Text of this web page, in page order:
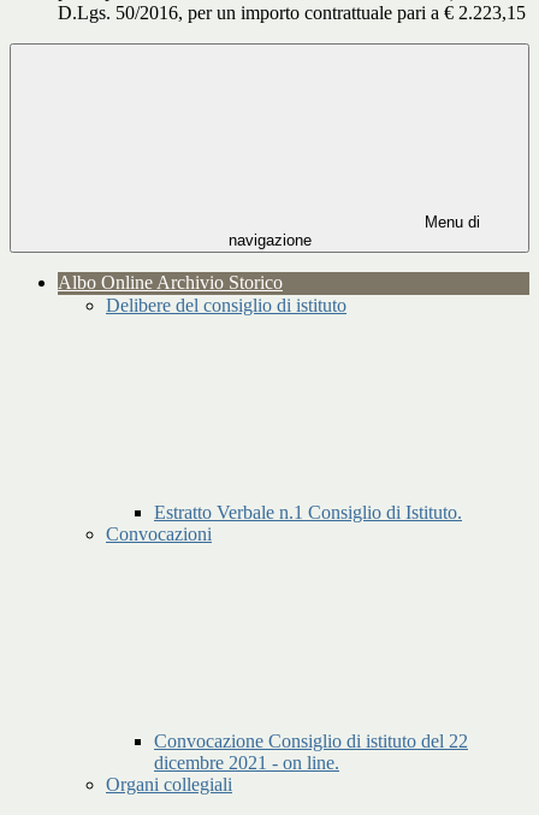
D.Lgs. 50/2016, per un importo contrattuale pari a € 2.223,15
Menu di
navigazione
Albo Online Archivio Storico
Delibere del consiglio di istituto
Estratto Verbale n.1 Consiglio di Istituto.
Convocazioni
Convocazione Consiglio di istituto del 22
dicembre 2021 - on line.
Organi collegiali